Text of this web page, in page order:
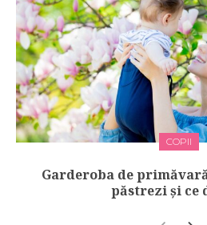
COPII
Garderoba de
păstrezi și ce